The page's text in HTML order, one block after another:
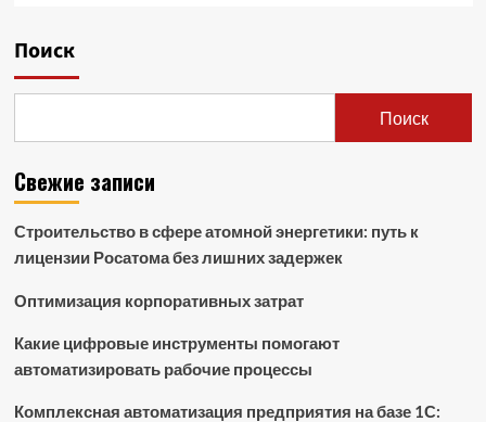
Поиск
Поиск
Свежие записи
Строительство в сфере атомной энергетики: путь к
лицензии Росатома без лишних задержек
Оптимизация корпоративных затрат
Какие цифровые инструменты помогают
автоматизировать рабочие процессы
Комплексная автоматизация предприятия на базе 1С: